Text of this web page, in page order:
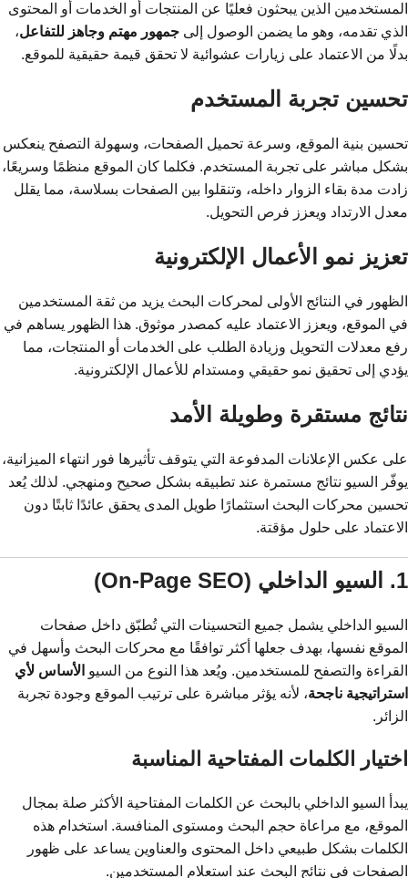
المستخدمين الذين يبحثون فعليًا عن المنتجات أو الخدمات أو المحتوى
الذي تقدمه، وهو ما يضمن الوصول إلى جمهور مهتم وجاهز للتفاعل،
بدلًا من الاعتماد على زيارات عشوائية لا تحقق قيمة حقيقية للموقع.
تحسين تجربة المستخدم
تحسين بنية الموقع، وسرعة تحميل الصفحات، وسهولة التصفح ينعكس
بشكل مباشر على تجربة المستخدم. فكلما كان الموقع منظمًا وسريعًا،
زادت مدة بقاء الزوار داخله، وتنقلوا بين الصفحات بسلاسة، مما يقلل
معدل الارتداد ويعزز فرص التحويل.
تعزيز نمو الأعمال الإلكترونية
الظهور في النتائج الأولى لمحركات البحث يزيد من ثقة المستخدمين
في الموقع، ويعزز الاعتماد عليه كمصدر موثوق. هذا الظهور يساهم في
رفع معدلات التحويل وزيادة الطلب على الخدمات أو المنتجات، مما
يؤدي إلى تحقيق نمو حقيقي ومستدام للأعمال الإلكترونية.
نتائج مستقرة وطويلة الأمد
على عكس الإعلانات المدفوعة التي يتوقف تأثيرها فور انتهاء الميزانية،
يوفّر السيو نتائج مستمرة عند تطبيقه بشكل صحيح ومنهجي. لذلك يُعد
تحسين محركات البحث استثمارًا طويل المدى يحقق عائدًا ثابتًا دون
الاعتماد على حلول مؤقتة.
1. السيو الداخلي (On-Page SEO)
السيو الداخلي يشمل جميع التحسينات التي تُطبّق داخل صفحات
الموقع نفسها، بهدف جعلها أكثر توافقًا مع محركات البحث وأسهل في
القراءة والتصفح للمستخدمين. ويُعد هذا النوع من السيو الأساس لأي
استراتيجية ناجحة، لأنه يؤثر مباشرة على ترتيب الموقع وجودة تجربة
الزائر.
اختيار الكلمات المفتاحية المناسبة
يبدأ السيو الداخلي بالبحث عن الكلمات المفتاحية الأكثر صلة بمجال
الموقع، مع مراعاة حجم البحث ومستوى المنافسة. استخدام هذه
الكلمات بشكل طبيعي داخل المحتوى والعناوين يساعد على ظهور
الصفحات في نتائج البحث عند استعلام المستخدمين.